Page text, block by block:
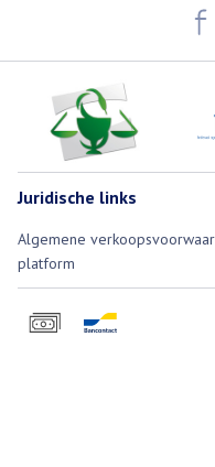
Juridische links
Algemene
platform